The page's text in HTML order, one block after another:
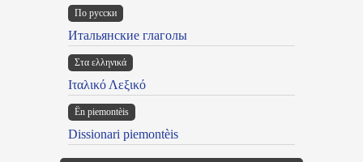
По русски
Итальянские глаголы
Στα ελληνικά
Ιταλικό Λεξικό
Ën piemontèis
Dissionari piemontèis